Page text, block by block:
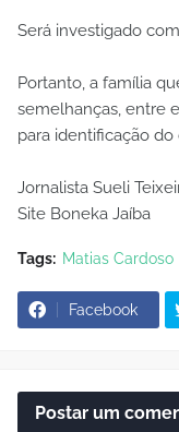
Será investigado
Portanto, a família
semelhanças, entre
para identificação do
Jornalista Sueli
Site Boneka Jaíba
Tags: Matias Cardoso
Facebook
Postar um